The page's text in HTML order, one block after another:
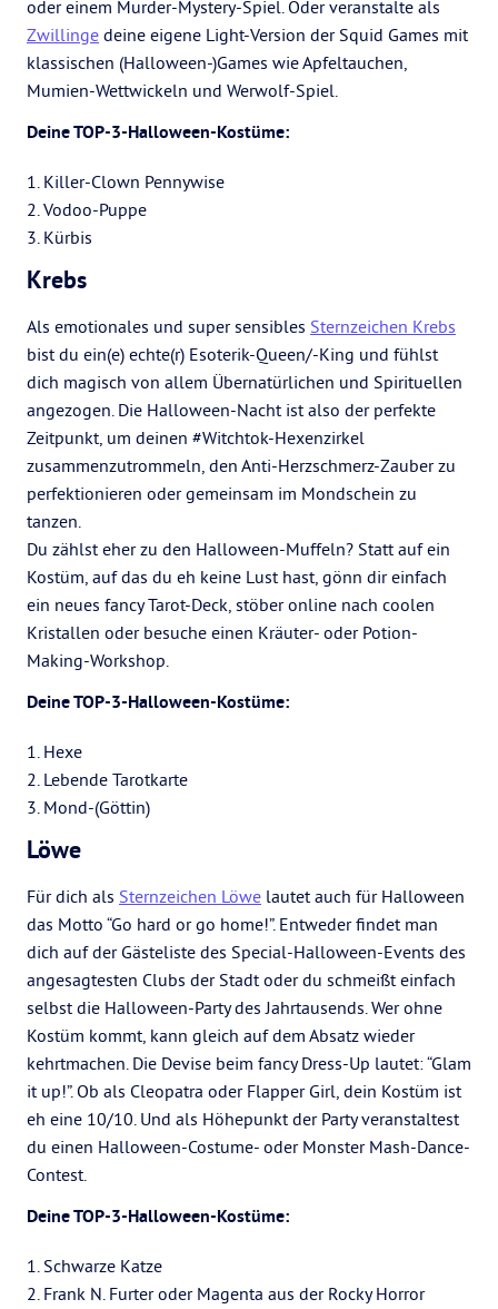
oder einem Murder-Mystery-Spiel. Oder veranstalte als
Zwillinge deine eigene Light-Version der Squid Games mit
klassischen (Halloween-)Games wie Apfeltauchen,
Mumien-Wettwickeln und Werwolf-Spiel.
Deine TOP-3-Halloween-Kostüme:
1. Killer-Clown Pennywise
2. Vodoo-Puppe
3. Kürbis
Krebs
Als emotionales und super sensibles Sternzeichen Krebs
bist du ein(e) echte(r) Esoterik-Queen/-King und fühlst
dich magisch von allem Übernatürlichen und Spirituellen
angezogen. Die Halloween-Nacht ist also der perfekte
Zeitpunkt, um deinen #Witchtok-Hexenzirkel
zusammenzutrommeln, den Anti-Herzschmerz-Zauber zu
perfektionieren oder gemeinsam im Mondschein zu
tanzen.
Du zählst eher zu den Halloween-Muffeln? Statt auf ein
Kostüm, auf das du eh keine Lust hast, gönn dir einfach
ein neues fancy Tarot-Deck, stöber online nach coolen
Kristallen oder besuche einen Kräuter- oder Potion-
Making-Workshop.
Deine TOP-3-Halloween-Kostüme:
1. Hexe
2. Lebende Tarotkarte
3. Mond-(Göttin)
Löwe
Für dich als Sternzeichen Löwe lautet auch für Halloween
das Motto “Go hard or go home!”. Entweder findet man
dich auf der Gästeliste des Special-Halloween-Events des
angesagtesten Clubs der Stadt oder du schmeißt einfach
selbst die Halloween-Party des Jahrtausends. Wer ohne
Kostüm kommt, kann gleich auf dem Absatz wieder
kehrtmachen. Die Devise beim fancy Dress-Up lautet: “Glam
it up!”. Ob als Cleopatra oder Flapper Girl, dein Kostüm ist
eh eine 10/10. Und als Höhepunkt der Party veranstaltest
du einen Halloween-Costume- oder Monster Mash-Dance-
Contest.
Deine TOP-3-Halloween-Kostüme:
1. Schwarze Katze
2. Frank N. Furter oder Magenta aus der Rocky Horror